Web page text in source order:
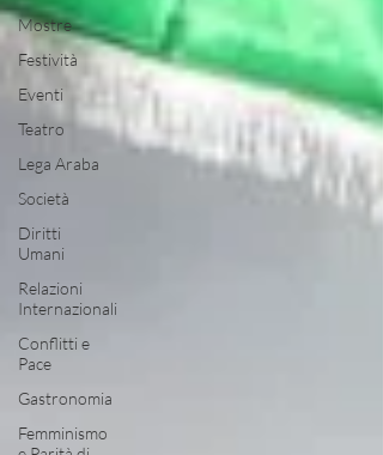
Mostre
Festività
Eventi
Teatro
Lega Araba
Società
Diritti
Umani
Relazioni
Internazionali
Conflitti e
Pace
Gastronomia
Femminismo